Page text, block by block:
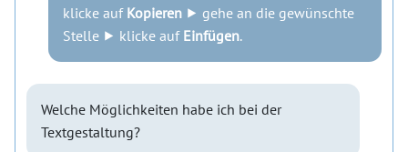
klicke auf Kopieren ⯈ gehe an die gewünschte
Stelle ⯈ klicke auf Einfügen.
Welche Möglichkeiten habe ich bei der
Textgestaltung?